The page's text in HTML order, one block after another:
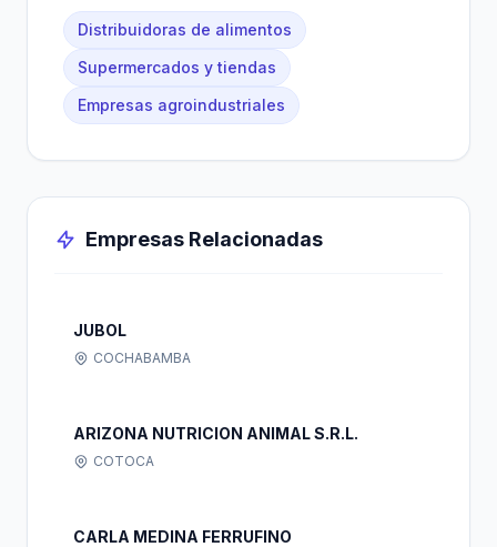
Distribuidoras de alimentos
Supermercados y tiendas
Empresas agroindustriales
Empresas Relacionadas
JUBOL
COCHABAMBA
ARIZONA NUTRICION ANIMAL S.R.L.
COTOCA
CARLA MEDINA FERRUFINO